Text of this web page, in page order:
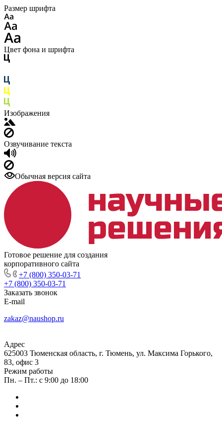
Размер шрифта
Цвет фона и шрифта
Изображения
Озвучивание текста
Обычная версия сайта
Готовое решение для создания
корпоративного сайта
+7 (800) 350-03-71
+7 (800) 350-03-71
Заказать звонок
E-mail
zakaz@naushop.ru
Адрес
625003 Тюменская область, г. Тюмень, ул. Максима Горького,
83, офис 3
Режим работы
Пн. – Пт.: с 9:00 до 18:00